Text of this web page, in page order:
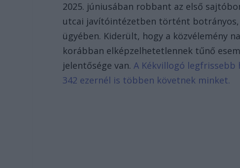
2025. júniusában robbant az első
utcai javítóintézetben történt
ügyében. Kiderült, hogy a közvélemény
korábban elképzelhetetlennek tűnő
jelentősége van.A Kékvillogó
342 ezernél is többen követnek minket.